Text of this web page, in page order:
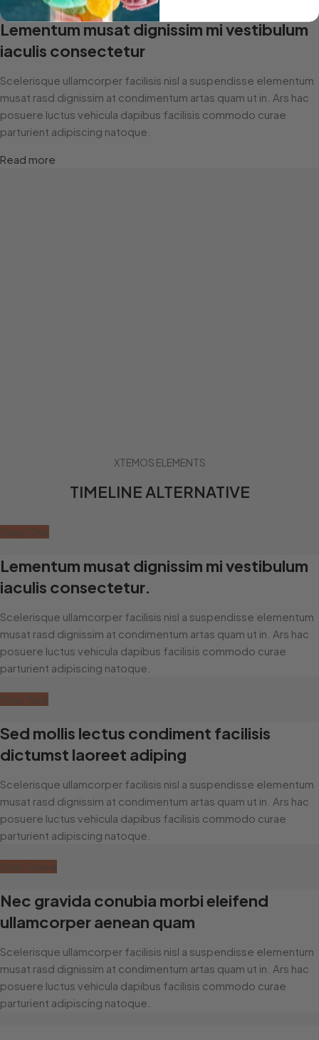
Lementum musat dignissim mi vestibulum
iaculis consectetur
Scelerisque ullamcorper facilisis nisl a suspendisse elementum
musat rasd dignissim at condimentum artas quam ut in. Ars hac
posuere luctus vehicula dapibus facilisis commodo curae
parturient adipiscing natoque.
Read more
XTEMOS ELEMENTS
TIMELINE ALTERNATIVE
Step One
Lementum musat dignissim mi vestibulum
iaculis consectetur.
Scelerisque ullamcorper facilisis nisl a suspendisse elementum
musat rasd dignissim at condimentum artas quam ut in. Ars hac
posuere luctus vehicula dapibus facilisis commodo curae
parturient adipiscing natoque.
Step Two
Sed mollis lectus condiment facilisis
dictumst laoreet adiping
Scelerisque ullamcorper facilisis nisl a suspendisse elementum
musat rasd dignissim at condimentum artas quam ut in. Ars hac
posuere luctus vehicula dapibus facilisis commodo curae
parturient adipiscing natoque.
Step Three
Nec gravida conubia morbi eleifend
ullamcorper aenean quam
Scelerisque ullamcorper facilisis nisl a suspendisse elementum
musat rasd dignissim at condimentum artas quam ut in. Ars hac
posuere luctus vehicula dapibus facilisis commodo curae
parturient adipiscing natoque.